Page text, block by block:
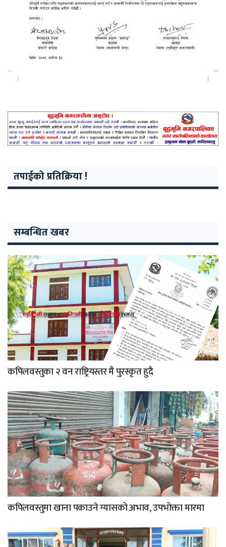
तपाईको प्रतिक्रिया !
सम्बन्धित खबर
कपिलवस्तुका २ वन राष्ट्रियस्तर मै पुरस्कृत हुदै
कपिलवस्तुमा खाना पकाउने ग्यासको अभाव, उपभोक्ता मारमा